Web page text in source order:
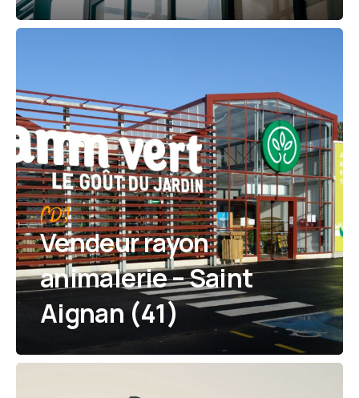
CDI
Vendeur rayon
animalerie – Saint
Aignan (41)